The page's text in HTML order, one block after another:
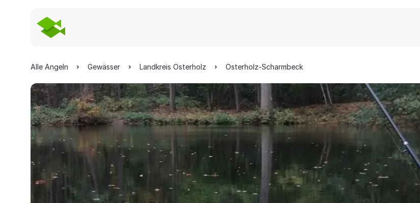
Alle Angeln Gewässer Landkreis Osterholz Osterholz-Scharmbeck